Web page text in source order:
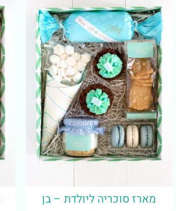
מארז סוכריה ליולדת – בן